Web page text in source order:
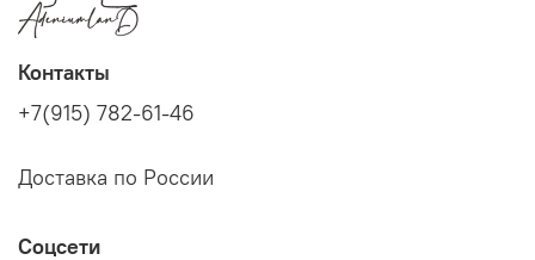
Контакты
+7(915) 782-61-46
Доставка по России
Соцсети